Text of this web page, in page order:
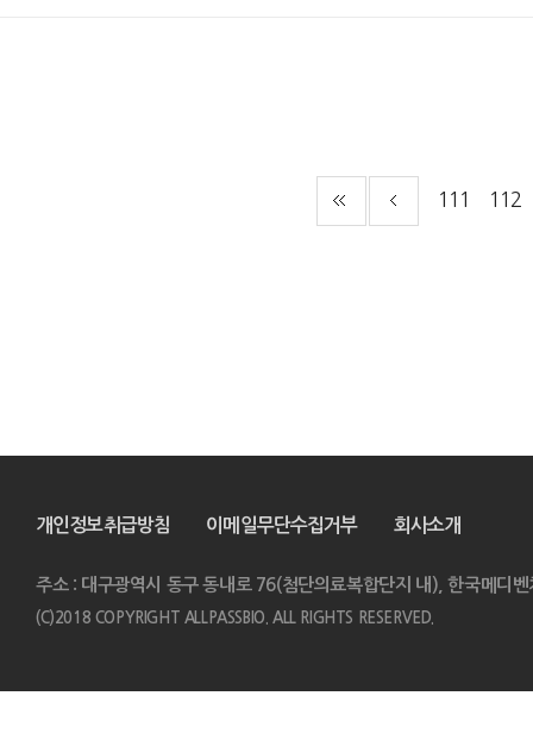
111 112
개인정보취급방침 이메일무단수집거부 회사소개
주소 : 대구광역시 동구 동내로 76(첨단의료복합단지 내), 한국메디
(C)2018 COPYRIGHT ALLPASSBIO. ALL RIGHTS RESERVED.